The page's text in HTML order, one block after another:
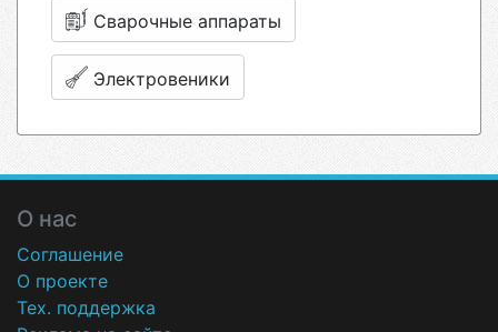
Сварочные аппараты
Электровеники
О нас
Соглашение
О проекте
Тех. поддержка